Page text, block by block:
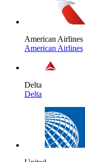
American Airlines
American Airlines
Delta
Delta